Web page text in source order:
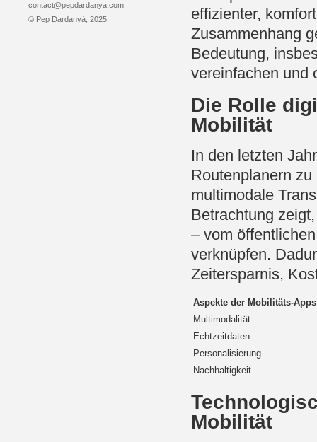
contact@pepdardanya.com
© Pep Dardanyà, 2025
effizienter,
Zusammenhang
Bedeutung,
vereinfachen und
Die Rolle
Mobilität
In den letzten
Routenplanern
multimodale
Betrachtung
– vom
verknüpfen.
Zeitersparnis,
Aspekte der Mobilitäts-Apps
Multimodalität
Echtzeitdaten
Personalisierung
Nachhaltigkeit
Mobilität